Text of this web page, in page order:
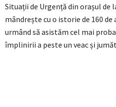
Situații de Urgență din orașul de
mândrește cu o istorie de 160
urmând să asistăm cel mai
împlinirii a peste un veac și